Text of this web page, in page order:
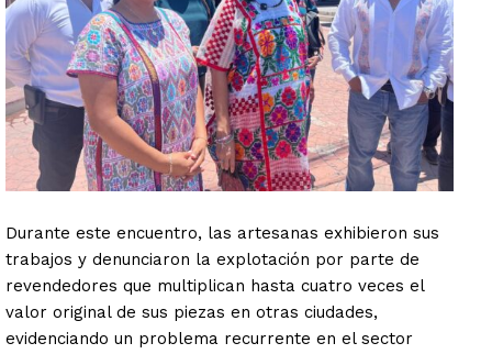
Durante este encuentro, las artesanas exhibieron sus
trabajos y denunciaron la explotación por parte de
revendedores que multiplican hasta cuatro veces el
valor original de sus piezas en otras ciudades,
evidenciando un problema recurrente en el sector